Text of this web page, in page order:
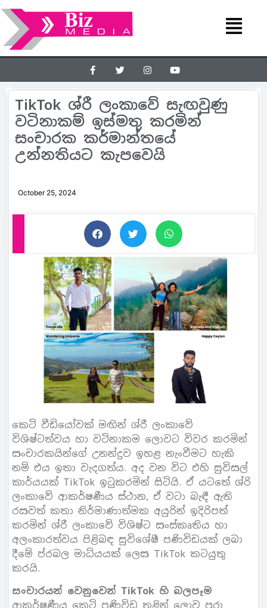
TikTok ශ්රී ලංකාවේ සැඟවුණු
වටිනාකම් ඉස්මතු කරමින්
සංචාරක කර්මාන්තයේ
උන්නතියට කැපවෙයි
October 25, 2024
කෙටි වීඩියෝවක් මඟින් ශ්රී ලංකාවේ
විශිෂ්ටත්වය හා වටිනාකම ලොවට විවර කරමින්
සංචාරකයින්ගේ උනන්දුව ඉහළ නැංවීමට හැකි
නම් එය ඉතා වැදගත්ය. අද වන විට එහි සුවිසල්
කාර්යයක් TikTok ඉටුකරමින් සිටියි. ඒ යටතේ ශ්රි
ලංකාවේ ආකර්ෂණීය ස්ථාන, ඒ වටා බැඳී ඇති
රසවත් කතා නිර්මාණාත්මක අයුරින් ඉදිරිපත්
කරමින් ශ්රී ලංකාවේ විශිෂ්ට සංස්කෘතිය හා
අලංකාරත්වය පිළිබඳ සුවිශේෂී පණිවිඩයක් ලබා
දීමේ ප්රබල මාධ්යයක් ලෙස TikTok කටයුතු
කරයි.
සංචාරයන් වෙනුවෙන් TikTok හි බලපෑම